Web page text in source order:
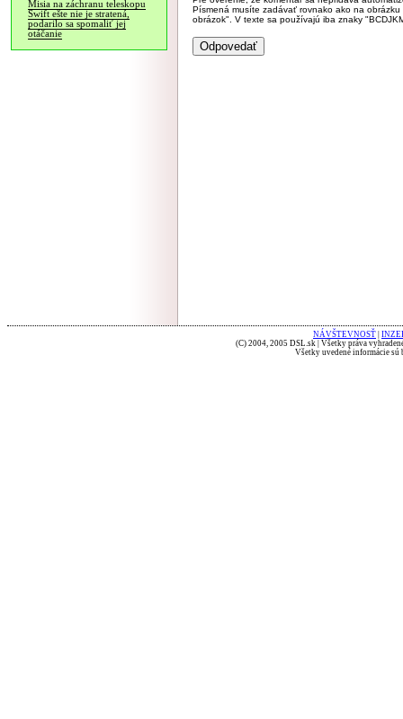
Misia na záchranu teleskopu
Swift ešte nie je stratená,
podarilo sa spomaliť jej
otáčanie
Písmená musíte zadávať rovnako ako na
obrázok". V texte sa používajú iba znaky
NÁVŠTEVNOSŤ
(C) 2004, 2005 DSL.sk | Všetky práva
Všetky uvedené informácie sú